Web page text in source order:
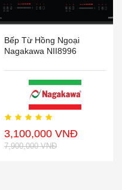
Bếp Từ Hồng Ngoại
Nagakawa NII8996
3,100,000 VNĐ
7,900,000 VNĐ